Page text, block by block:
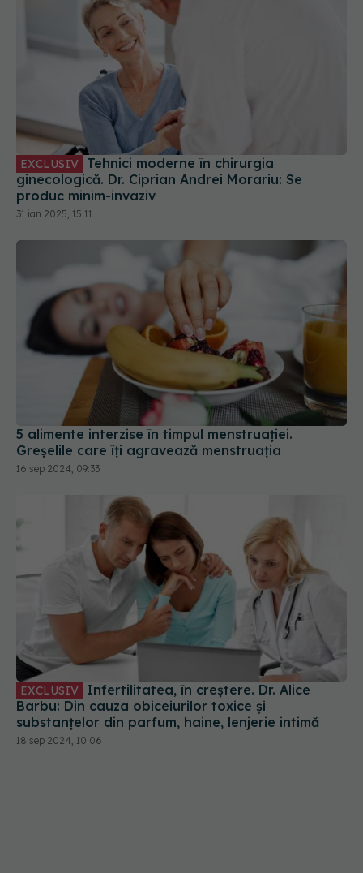
EXCLUSIV
ginecologică. Dr. Ciprian Andrei Morariu: Se
produc minim-invaziv
31 ian 2025, 15:11
5 alimente interzise în timpul menstruației.
Greșelile care îți agravează menstruația
16 sep 2024, 09:33
EXCLUSIV
Barbu: Din cauza obiceiurilor toxice și
substanțelor din parfum, haine, lenjerie intimă
18 sep 2024, 10:06